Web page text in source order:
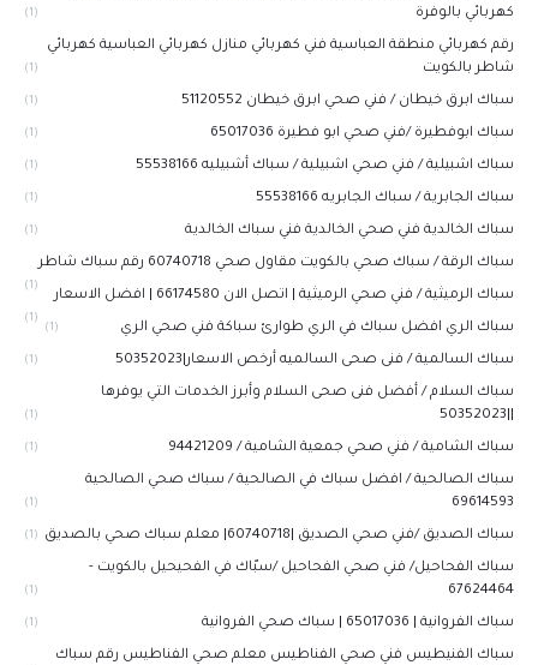
كهربائي بالوفرة
(1)
رقم كهربائي منطقة العباسية فني كهربائي منازل كهربائي العباسية كهربائي
شاطر بالكويت
(1)
سباك ابرق خيطان / فني صحي ابرق خيطان 51120552 (1)
سباك ابوفطيرة /فني صحي ابو فطيرة 65017036 (1)
سباك اشبيلية / فني صحي اشبيلية / سباك أشبيليه 55538166 (1)
سباك الجابرية / سباك الجابريه 55538166 (1)
سباك الخالدية فني صحي الخالدية فني سباك الخالدية (1)
سباك الرقة / سباك صحي بالكويت مقاول صحي 60740718 رقم سباك شاطر
(1)
سباك الرميثية / فني صحي الرميثية | اتصل الان 66174580 | افضل الاسعار
(1)
سباك الري افضل سباك في الري طوارئ سباكة فني صحي الري (1)
سباك السالمية / فنى صحى السالميه أرخص الاسعار|50352023 (1)
سباك السلام / أفضل فنى صحى السلام وأبرز الخدمات التي يوفرها
(1)
سباك الشامية / فني صحي جمعية الشامية / 94421209 (1)
سباك الصالحية / افضل سباك في الصالحية / سباك صحي الصالحية
69614593
(1)
سباك الصديق /فني صحي الصديق |60740718| معلم سباك صحي بالصديق (1)
سباك الفحاحيل/ فني صحي الفحاحيل /سبّاك في الفحيحيل بالكويت -
67624464
(1)
سباك الفروانية | 65017036 | سباك صحي الفروانية (1)
سباك الفنيطيس فني صحي الفناطيس معلم صحي الفناطيس رقم سباك